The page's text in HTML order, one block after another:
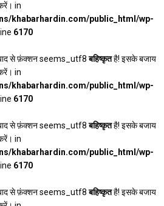
in
khabarhardin.com/public_html/wp-
6170
से फ़ंक्शन seems_utf8बहिष्कृतहै! इसके बजाय
in
khabarhardin.com/public_html/wp-
6170
से फ़ंक्शन seems_utf8बहिष्कृतहै! इसके बजाय
in
khabarhardin.com/public_html/wp-
6170
से फ़ंक्शन seems_utf8बहिष्कृतहै! इसके बजाय